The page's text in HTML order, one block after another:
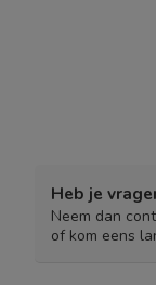
Heb je
Neem dan
of kom eens